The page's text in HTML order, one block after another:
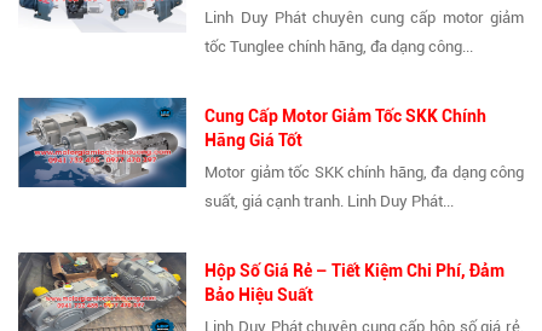
Linh Duy Phát chuyên cung cấp motor giảm
tốc Tunglee chính hãng, đa dạng công...
Cung Cấp Motor Giảm Tốc SKK Chính
Hãng Giá Tốt
Motor giảm tốc SKK chính hãng, đa dạng công
suất, giá cạnh tranh. Linh Duy Phát...
Hộp Số Giá Rẻ – Tiết Kiệm Chi Phí, Đảm
Bảo Hiệu Suất
Linh Duy Phát chuyên cung cấp hộp số giá rẻ,